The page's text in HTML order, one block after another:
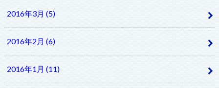
2016年3月 (5)
2016年2月 (6)
2016年1月 (11)